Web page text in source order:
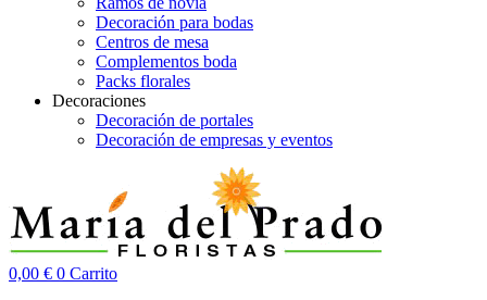
Decoración para bodas
Centros de mesa
Complementos boda
Packs florales
Decoraciones
Decoración de portales
Decoración de empresas y eventos
0,00 € 0 Carrito